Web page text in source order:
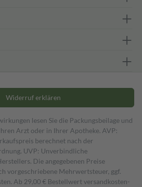
Widerruf erklären
lesen Sie die Packungsbeilage und
Arzt oder in Ihrer Apotheke. AVP:
berechnet nach der
UVP: Unverbindliche
Die angegebenen Preise
vorgeschriebene Mehrwertsteuer, ggf.
Ab 29,00 € Bestell­wert versand­kosten­